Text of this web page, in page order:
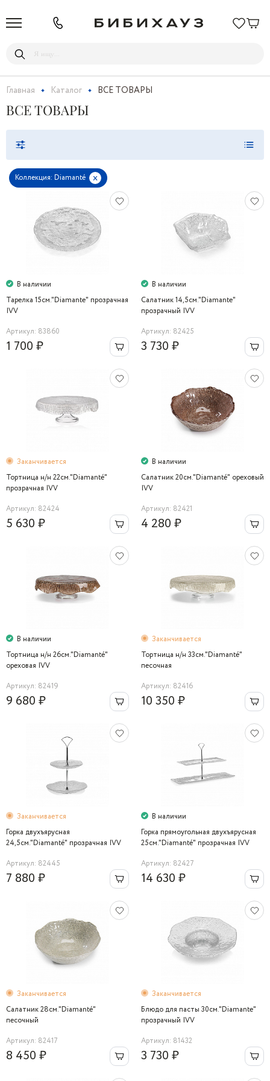
Главная Каталог ВСЕ ТОВАРЫ
ВСЕ ТОВАРЫ
Коллекция: Diamanté x
В наличии
Тарелка 15см."Diamante" прозрачная
IVV
Артикул: 83860
1 700 ₽
В наличии
Салатник 14,5см."Diamantе"
прозрачный IVV
Артикул: 82425
3 730 ₽
Заканчивается
Тортница н/н 22см."Diamanté"
прозрачная IVV
Артикул: 82424
5 630 ₽
В наличии
Салатник 20см."Diamanté" ореховый
IVV
Артикул: 82421
4 280 ₽
В наличии
Тортница н/н 26см."Diamanté"
ореховая IVV
Артикул: 82419
9 680 ₽
Заканчивается
Тортница н/н 33см."Diamanté"
песочная
Артикул: 82416
10 350 ₽
Заканчивается
Горка двухъярусная
24,5см."Diamanté" прозрачная IVV
Артикул: 82445
7 880 ₽
В наличии
Горка прямоугольная двухъярусная
25см."Diamanté" прозрачная IVV
Артикул: 82427
14 630 ₽
Заканчивается
Салатник 28см."Diamanté"
песочный
Артикул: 82417
8 450 ₽
Заканчивается
Блюдо для пасты 30см."Diamante"
прозрачный IVV
Артикул: 81432
3 730 ₽